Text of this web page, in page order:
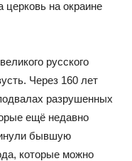
на окраине
русского
Через 160 лет
разрушенных
ещё недавно
бывшую
которые можно